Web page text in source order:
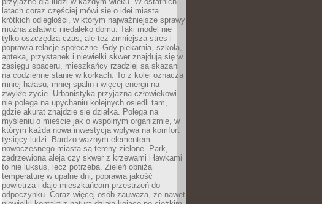
latach coraz częściej mówi się o idei miasta
krótkich odległości, w którym najważniejsze sprawy
można załatwić niedaleko domu. Taki model nie
tylko oszczędza czas, ale też zmniejsza stres i
poprawia relacje społeczne. Gdy piekarnia, szkoła,
apteka, przystanek i niewielki skwer znajdują się w
zasięgu spaceru, mieszkańcy rzadziej są skazani
na codzienne stanie w korkach. To z kolei oznacza
mniej hałasu, mniej spalin i więcej energii na
zwykłe życie. Urbanistyka przyjazna człowiekowi
nie polega na upychaniu kolejnych osiedli tam,
gdzie akurat znajdzie się działka. Polega na
myśleniu o mieście jak o wspólnym organizmie, w
którym każda nowa inwestycja wpływa na komfort
tysięcy ludzi. Bardzo ważnym elementem
nowoczesnego miasta są tereny zielone. Park,
zadrzewiona aleja czy skwer z krzewami i ławkami
to nie luksus, lecz potrzeba. Zieleń obniża
temperaturę w upalne dni, poprawia jakość
powietrza i daje mieszkańcom przestrzeń do
odpoczynku. Coraz więcej osób zauważa, że nawet